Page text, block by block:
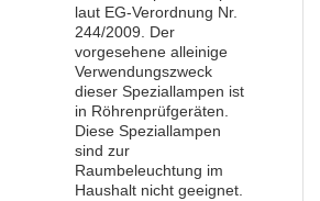
laut EG-Verordnung Nr.
244/2009. Der
vorgesehene alleinige
Verwendungszweck
dieser Speziallampen ist
in Röhrenprüfgeräten.
Diese Speziallampen
sind zur
Raumbeleuchtung im
Haushalt nicht geeignet.